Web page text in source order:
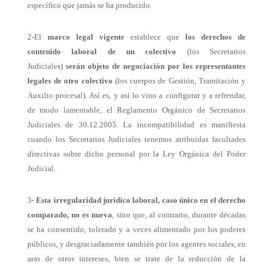
específico que jamás se ha producido.
2-El marco legal vigenteestablece quelos derechos de
contenido laboral de un colectivo (los Secretarios
Judiciales) serán objeto de negociación por los representantes
legales de otro colectivo (los cuerpos de Gestión, Tramitación y
Auxilio procesal). Así es, y así lo vino a configurar y a refrendar,
de modo lamentable, el Reglamento Orgánico de Secretarios
Judiciales de 30.12.2005. La incompatibilidad es manifiesta
cuando los Secretarios Judiciales tenemos atribuidas facultades
directivas sobre dicho personal por la Ley Orgánica del Poder
Judicial.
3-Esta irregularidad jurídico laboral, caso único en el derecho
comparado, no es nueva, sino que, al contrario, durante décadas
se ha consentido, tolerado y a veces alimentado por los poderes
públicos, y desgraciadamente también por los agentes sociales, en
aras de otros intereses, bien se trate de la reducción de la